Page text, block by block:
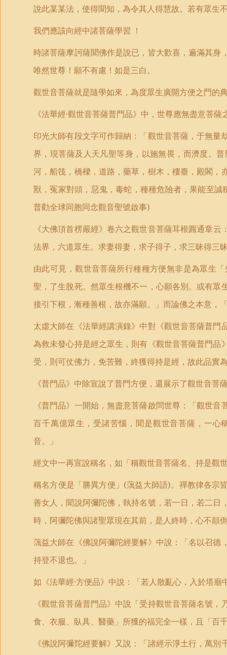
說此某某法，使得聞知，為令其人得慧故。若有眾生
我們應該向經中諸菩薩學習 ！
時諸菩薩摩訶薩聞佛作是說已，皆大歡喜，遍滿其
唯然世尊！願不有慮！如是三白。
觀世音菩薩就是隨學如來，為度眾生廣開方便之門的
《法華經·觀世音菩薩普門品》中，世尊應無盡意菩
印光大師有段文字可作歸納：「觀世音菩薩，于無
界，現菩薩及人天凡聖等身，以施無畏，而濟度。
河，船筏，橋樑，道路，藥草，樹木，樓臺，殿閣
獸，冤家對頭，惡鬼，毒蛇，種種危險者，果能至
普勸全球同胞同念觀音聖號啟事)
《大佛頂首楞嚴經》卷六之觀世音菩薩耳根圓通章云
法界，六道眾生。求妻得妻，求子得子，求三昧得三
由此可見，觀世音菩薩所行種種方便無非是為眾生
聖，了生脫死。然眾生根機不一，心願各別。或有
接引下根，漸種善根，故亦滿願。」而論佛之本意，
太虛大師在《法華經講演錄》中對《觀世音菩薩普
為救未發心持是經之眾生，則有《觀世音菩薩普門
受，則可仗佛力，免苦難，終獲得持是經，故此品實
《普門品》中除宣說了普門方便，還展示了觀世音菩
《普門品》一開始，無盡意菩薩啟問世尊：「觀世
百千萬億眾生，受諸苦惱，聞是觀世音菩薩，一
音。」
經文中一再宣說稱名，如「稱觀世音菩薩名、持是觀
稱名方便是「勝異方便」 (蕅益大師語)。禪教律各宗
善女人，聞說阿彌陀佛，執持名號，若一日，若二
時，阿彌陀佛與諸聖眾現在其前，是人終時，心不顛
蕅益大師在《佛說阿彌陀經要解》中說：「名以召
持登不退也。」
如《法華經·方便品》中說：「若人散亂心，入於塔
《觀世音菩薩普門品》中說「受持觀世音菩薩名號
食、衣服、臥具、醫藥」所獲的福完全一樣，且「百
《佛說阿彌陀經要解》又說：「諸經示淨土行，萬